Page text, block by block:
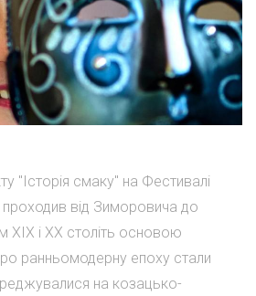
"Історія смаку" на Фестивалі
проходив від Зиморовича до
ХІХ і ХХ століть основою
ранньомодерну епоху стали
на козацько-